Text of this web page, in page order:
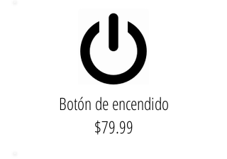
Botón de encendido
$79.99